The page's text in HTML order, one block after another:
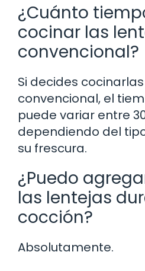
¿Cuánto
cocinar las
convencional?
Si decides
convencional, el
puede variar entre
dependiendo del
su frescura.
¿Puedo
las lentejas
cocción?
Absolutamente.